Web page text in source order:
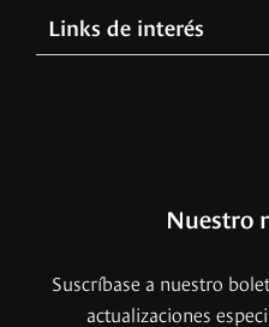
Links de interés
Nuestro
Suscríbase a nuestro
actualizaciones